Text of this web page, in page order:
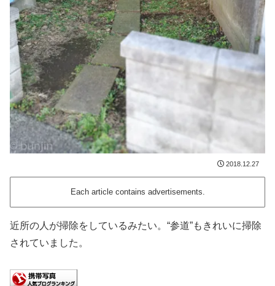
2018.12.27
Each article contains advertisements.
近所の人が掃除をしているみたい。“参道”もきれいに掃除
されていました。